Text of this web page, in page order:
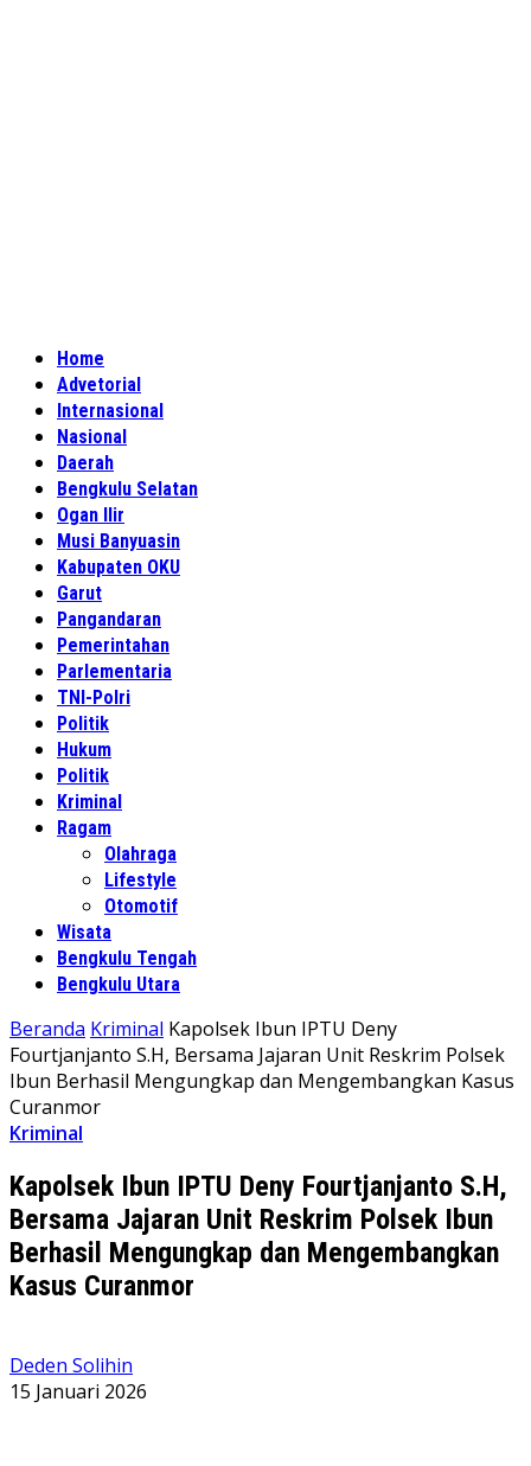
Home
Advetorial
Internasional
Nasional
Daerah
Bengkulu Selatan
Ogan Ilir
Musi Banyuasin
Kabupaten OKU
Garut
Pangandaran
Pemerintahan
Parlementaria
TNI-Polri
Politik
Hukum
Politik
Kriminal
Ragam
Olahraga
Lifestyle
Otomotif
Wisata
Bengkulu Tengah
Bengkulu Utara
Beranda Kriminal Kapolsek Ibun IPTU Deny
Fourtjanjanto S.H, Bersama Jajaran Unit Reskrim Polsek
Ibun Berhasil Mengungkap dan Mengembangkan Kasus
Curanmor
Kriminal
Kapolsek Ibun IPTU Deny Fourtjanjanto S.H,
Bersama Jajaran Unit Reskrim Polsek Ibun
Berhasil Mengungkap dan Mengembangkan
Kasus Curanmor
Deden Solihin
15 Januari 2026